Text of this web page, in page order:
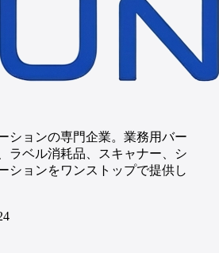
ションの専門企業。業務用バー
ラベル消耗品、スキャナー、シ
ションをワンストップで提供し